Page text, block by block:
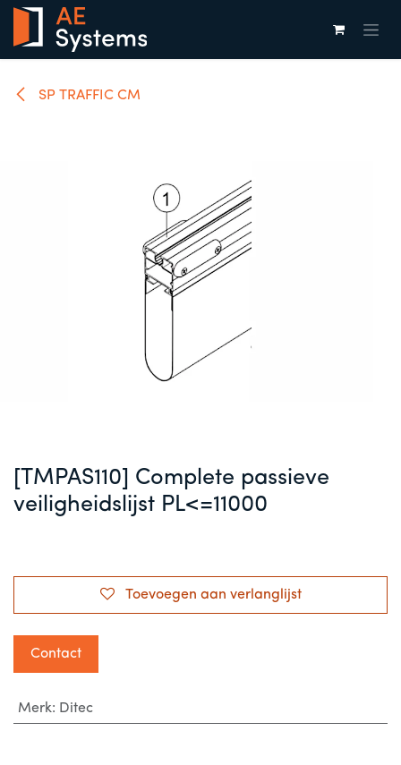
Overslaan naar inhoud
SP TRAFFIC CM
[TMPAS110] Complete passieve
veiligheidslijst PL<=11000
Toevoegen aan verlanglijst
Contact
Merk: Ditec